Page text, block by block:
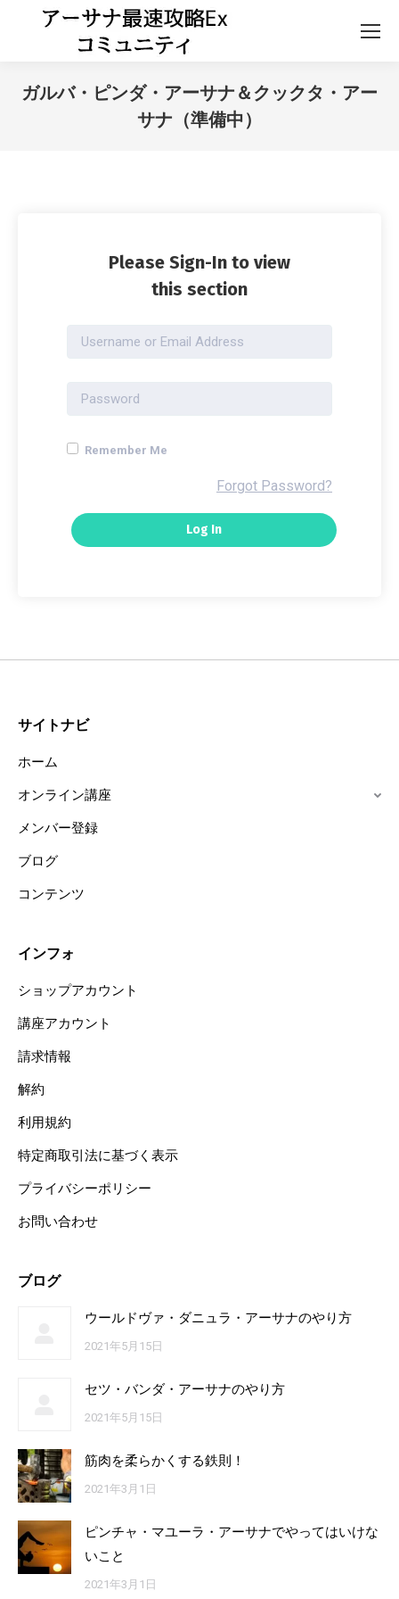
ガルバ・ピンダ・アーサナ＆クックタ・アー
サナ（準備中）
Please Sign-In to view
this section
Remember Me
Forgot Password?
サイトナビ
ホーム
オンライン講座
メンバー登録
ブログ
コンテンツ
インフォ
ショップアカウント
講座アカウント
請求情報
解約
利用規約
特定商取引法に基づく表示
プライバシーポリシー
お問い合わせ
ブログ
ウールドヴァ・ダニュラ・アーサナのやり方
2021年5月15日
セツ・バンダ・アーサナのやり方
2021年5月15日
筋肉を柔らかくする鉄則！
2021年3月1日
ピンチャ・マユーラ・アーサナでやってはいけな
いこと
2021年3月1日